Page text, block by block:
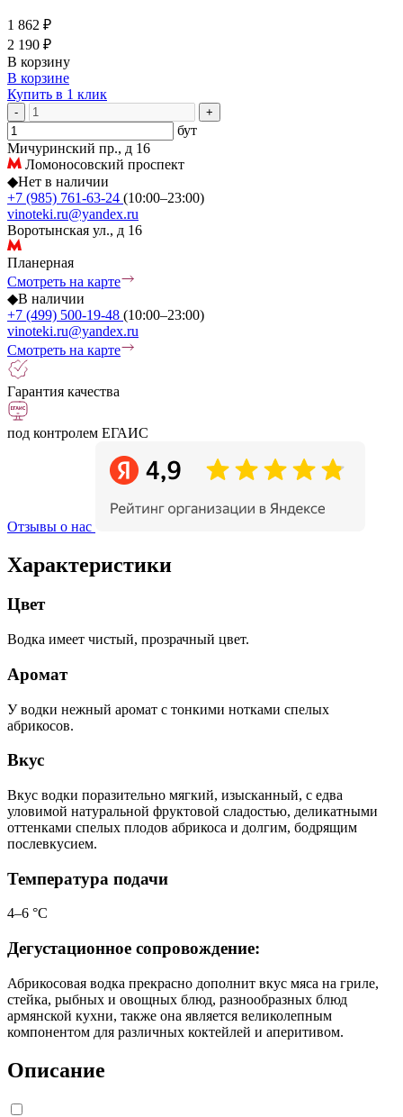
1 862 ₽
2 190 ₽
В корзину
В корзине
Купить в 1 клик
- +
бут
Мичуринский пр., д 16
Ломоносовский проспект
◆Нет в наличии
+7 (985) 761-63-24 (10:00–23:00)
vinoteki.ru@yandex.ru
Воротынская ул., д 16
Планерная
Смотреть на карте
◆В наличии
+7 (499) 500-19-48 (10:00–23:00)
vinoteki.ru@yandex.ru
Смотреть на карте
Гарантия качества
под контролем ЕГАИС
Отзывы о нас
Характеристики
Цвет
Водка имеет чистый, прозрачный цвет.
Аромат
У водки нежный аромат с тонкими нотками спелых
абрикосов.
Вкус
Вкус водки поразительно мягкий, изысканный, с едва
уловимой натуральной фруктовой сладостью, деликатными
оттенками спелых плодов абрикоса и долгим, бодрящим
послевкусием.
Температура подачи
4–6 °С
Дегустационное сопровождение:
Абрикосовая водка прекрасно дополнит вкус мяса на гриле,
стейка, рыбных и овощных блюд, разнообразных блюд
армянской кухни, также она является великолепным
компонентом для различных коктейлей и аперитивом.
Описание